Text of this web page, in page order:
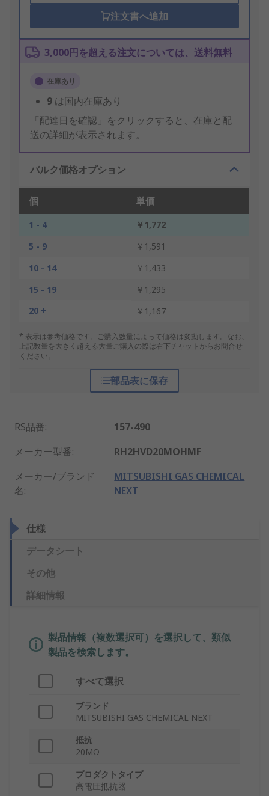
注文書へ追加
3,000円を超える注文については、送料無料
在庫あり
9 は国内在庫あり
「配達日を確認」をクリックすると、在庫と配
送の詳細が表示されます。
バルク価格オプション
個 単価
1 - 4
￥1,772
5 - 9
￥1,591
10 - 14
￥1,433
15 - 19
￥1,295
20 +
￥1,167
* 表示は参考価格です。ご購入数量によって価格は変動します。なお、
上記数量を大きく超える大量ご購入の際は右下チャットからお問合せ
ください。
部品表に保存
RS品番:
157-490
メーカー型番:
RH2HVD20MOHMF
メーカー/ブランド
名:
MITSUBISHI GAS CHEMICAL
NEXT
仕様
データシート
その他
詳細情報
製品情報（複数選択可）を選択して、類似
製品を検索します。
すべて選択
ブランド
MITSUBISHI GAS CHEMICAL NEXT
抵抗
20MΩ
プロダクトタイプ
高電圧抵抗器